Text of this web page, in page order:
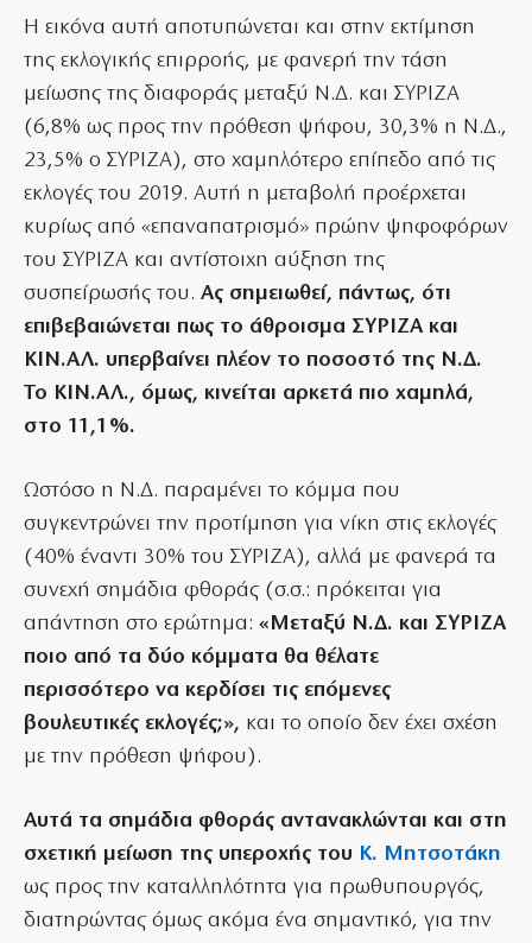
Η εικόνα αυτή αποτυπώνεται και στην εκτίμηση
της εκλογικής επιρροής, με φανερή την τάση
μείωσης της διαφοράς μεταξύ Ν.Δ. και ΣΥΡΙΖΑ
(6,8% ως προς την πρόθεση ψήφου, 30,3% η Ν.Δ.,
23,5% ο ΣΥΡΙΖΑ), στο χαμηλότερο επίπεδο από τις
εκλογές του 2019. Αυτή η μεταβολή προέρχεται
κυρίως από «επαναπατρισμό» πρώην ψηφοφόρων
του ΣΥΡΙΖΑ και αντίστοιχη αύξηση της
συσπείρωσής του. Ας σημειωθεί, πάντως, ότι
επιβεβαιώνεται πως το άθροισμα ΣΥΡΙΖΑ και
ΚΙΝ.ΑΛ. υπερβαίνει πλέον το ποσοστό της Ν.Δ.
Το ΚΙΝ.ΑΛ., όμως, κινείται αρκετά πιο χαμηλά,
στο 11,1%.
Ωστόσο η Ν.Δ. παραμένει το κόμμα που
συγκεντρώνει την προτίμηση για νίκη στις εκλογές
(40% έναντι 30% του ΣΥΡΙΖΑ), αλλά με φανερά τα
συνεχή σημάδια φθοράς (σ.σ.: πρόκειται για
απάντηση στο ερώτημα: «Μεταξύ Ν.Δ. και ΣΥΡΙΖΑ
ποιο από τα δύο κόμματα θα θέλατε
περισσότερο να κερδίσει τις επόμενες
βουλευτικές εκλογές;», και το οποίο δεν έχει σχέση
με την πρόθεση ψήφου).
Αυτά τα σημάδια φθοράς αντανακλώνται και στη
σχετική μείωση της υπεροχής του Κ. Μητσοτάκη
ως προς την καταλληλότητα για πρωθυπουργός,
διατηρώντας όμως ακόμα ένα σημαντικό, για την